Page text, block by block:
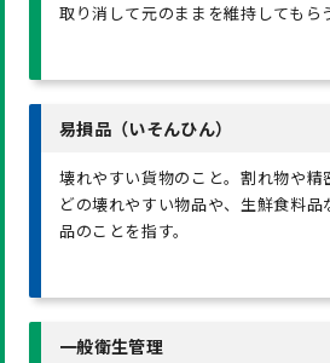
取り消して元のままを維持してもら
易損品（いそんひん）
壊れやすい貨物のこと。割れ物や精
どの壊れやすい物品や、生鮮食料
品のことを指す。
一般衛生管理